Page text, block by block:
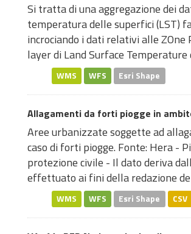
Si tratta di una aggregazione dei
temperatura delle superfici (LST)
incrociando i dati relativi alle ZOne
layer di Land Surface Temperature
WMS WFS Esri Shape
Allagamenti da forti piogge in
Aree urbanizzate soggette ad
caso di forti piogge. Fonte: Hera -
protezione civile - Il dato deriva
effettuato ai fini della redazione
WMS WFS Esri Shape CSV